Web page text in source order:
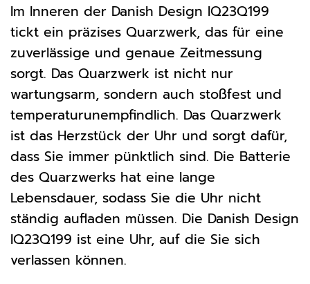
Im Inneren der Danish Design IQ23Q199
tickt ein präzises Quarzwerk, das für eine
zuverlässige und genaue Zeitmessung
sorgt. Das Quarzwerk ist nicht nur
wartungsarm, sondern auch stoßfest und
temperaturunempfindlich. Das Quarzwerk
ist das Herzstück der Uhr und sorgt dafür,
dass Sie immer pünktlich sind. Die Batterie
des Quarzwerks hat eine lange
Lebensdauer, sodass Sie die Uhr nicht
ständig aufladen müssen. Die Danish Design
IQ23Q199 ist eine Uhr, auf die Sie sich
verlassen können.